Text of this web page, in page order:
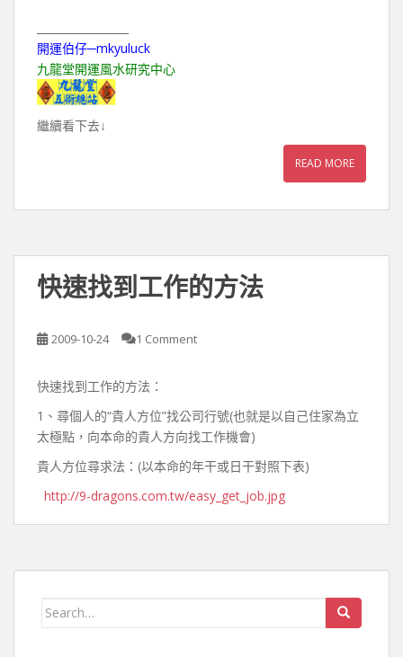
開運伯仔─mkyuluck
九龍堂開運風水研究中心
繼續看下去↓
READ MORE
快速找到工作的方法
2009-10-24 1 Comment
快速找到工作的方法：
1、尋個人的“貴人方位”找公司行號(也就是以自己住家為立
太極點，向本命的貴人方向找工作機會)
貴人方位尋求法：(以本命的年干或日干對照下表)
http://9-dragons.com.tw/easy_get_job.jpg
Search for: